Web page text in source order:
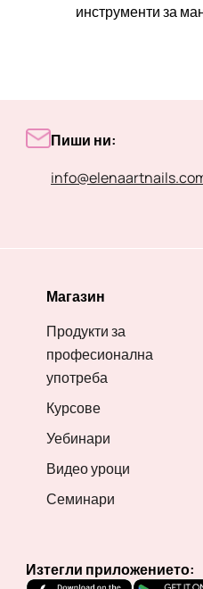
инструменти за
Пиши ни:
Магазин
Продукти за
професионална
употреба
Курсове
Уебинари
Видео уроци
Семинари
Изтегли приложението: